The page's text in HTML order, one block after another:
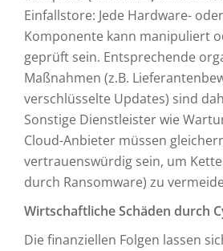
Einfallstore: Jede Hardware-
Komponente kann manipuliert
geprüft sein. Entsprechende
Maßnahmen (z.B.
verschlüsselte Updates) sind
Sonstige Dienstleister wie
Cloud-Anbieter müssen
vertrauenswürdig sein, um
durch Ransomware) zu
Wirtschaftliche Schäden durch
Die finanziellen Folgen lassen